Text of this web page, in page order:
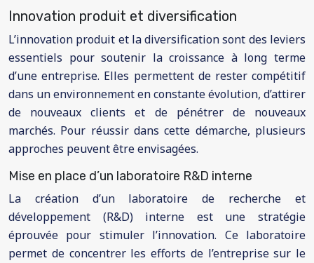
Innovation produit et diversification
L’innovation produit et la diversification sont des leviers
essentiels pour soutenir la croissance à long terme
d’une entreprise. Elles permettent de rester compétitif
dans un environnement en constante évolution, d’attirer
de nouveaux clients et de pénétrer de nouveaux
marchés. Pour réussir dans cette démarche, plusieurs
approches peuvent être envisagées.
Mise en place d’un laboratoire R&D interne
La création d’un laboratoire de recherche et
développement (R&D) interne est une stratégie
éprouvée pour stimuler l’innovation. Ce laboratoire
permet de concentrer les efforts de l’entreprise sur le